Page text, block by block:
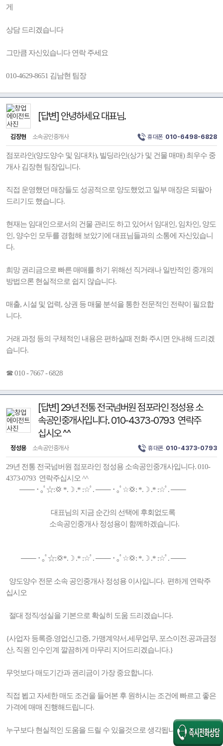
게
상담 드리겠습니다
그만큼 자신있습니다 연락 주세요
010-4629-8651 김남현 팀장
[답변] 안녕하세요 대표님.
김장현 소속공인중개사 휴대폰 010-6498-6828
점포라인(양도양수 및 임대차), 빌딩라인(상가 및 건물 매매) 최우수 중
개사 김장현 팀장입니다.
직접 운영했던 매장들도 성공적으로 양도했었고 일부 매장은 되팔아
드리기도 했습니다.
현재는 임대인으로서의 건물 관리도 하고 있어서 임대인, 임차인, 양도
인, 양수인 모두를 경험해 보았기에 대표님들과의 소통에 자신있습니
다.
희망 권리금으로 빠른 매매를 하기 위해선 직거래나 일반적인 중개의
방법으론 현실적으로 쉽지 않습니다.
매출, 시설 및 업력, 상권 등 매물 분석을 통한 전문적인 전략이 필요합
니다.
거래 과정 등의 구체적인 내용은 편하실때 전화 주시면 안내해 드리겠
습니다.
☎ 010 - 7667 - 6828
[답변] 29년 전통 전국넘버원 점포라인 정성용 소
속공인중개사입니다. 010-4373-0793 연락주
십시오 ^^
정성용 소속공인중개사 휴대폰 010-4373-0793
29년 전통 전국넘버원 점포라인 정성용 소속공인중개사입니다. 010-
4373-0793 연락주십시오 ^^
─── ･ ｡ﾟ☆:💢 *.☽ .* :☆ﾟ. ─── ･ ｡ﾟ☆💢: *.☽ .* :☆ﾟ. ───
대표님의 지금 순간의 선택에 후회없도록
소속공인중개사 정성용이 함께하겠습니다.
─── ･ ｡ﾟ☆:💢*.☽ .* :☆ﾟ. ─── ･ ｡ﾟ☆💢: *.☽ .* :☆ﾟ. ───
양도양수 전문 소속 공인중개사 정성용 이사입니다. 편하게 연락주
십시오
절대 정직/성실을 기본으로 확실히 도움 드리겠습니다.
{사업자 등록증.영업신고증, 가맹계약서.세무업무, 포스이전.공과금정
산, 직원 인수인계 깔끔하게 마무리 지어드리겠습니다.}
무엇보다 매도기간과 권리금이 가장 중요합니다.
직접 뵙고 자세한 매도 조건을 들어본 후 원하시는 조건에 빠르고 좋은
가격에 매매 진행해드립니다.
누구보다 현실적인 도움을 드릴 수 있을것으로 생각됩니다.